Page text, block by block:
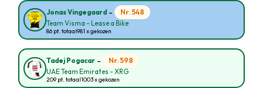
Jonas Vingegaard - Nr. 548
Team Visma - Lease a Bike
86 pt. totaal981 x gekozen
Tadej Pogacar - Nr. 598
UAE Team Emirates - XRG
209 pt. totaal1003 x gekozen